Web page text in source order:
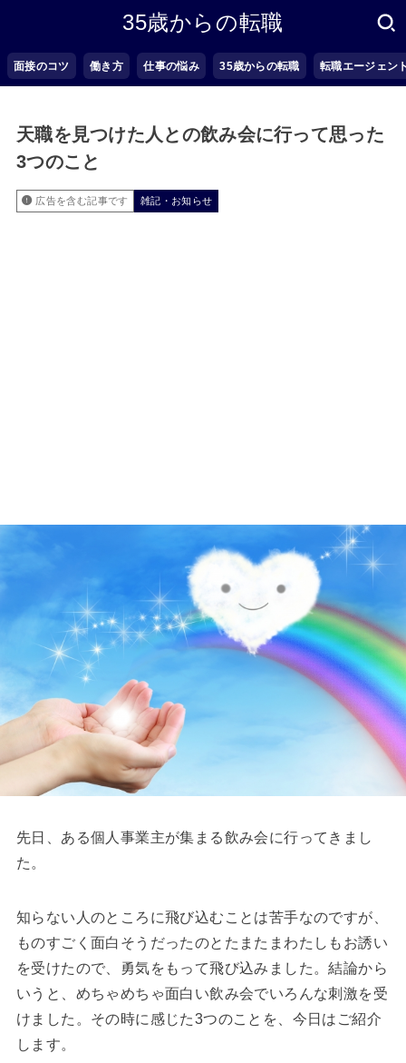
35歳からの転職
面接のコツ 働き方 仕事の悩み 35歳からの転職 転職エージェン
天職を見つけた人との飲み会に行って思った
3つのこと
広告を含む記事です 雑記・お知らせ
先日、ある個人事業主が集まる飲み会に行ってきまし
た。
知らない人のところに飛び込むことは苦手なのですが、
ものすごく面白そうだったのとたまたまわたしもお誘い
を受けたので、勇気をもって飛び込みました。結論から
いうと、めちゃめちゃ面白い飲み会でいろんな刺激を受
けました。その時に感じた3つのことを、今日はご紹介
します。